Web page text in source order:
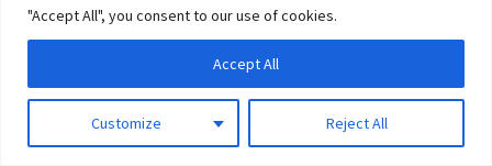
"Accept All", you consent to our use of cookies.
Customize Reject All
Accept All